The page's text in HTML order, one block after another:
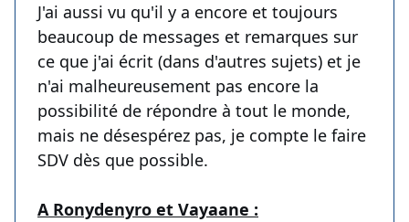
J'ai aussi vu qu'il y a encore et toujours
beaucoup de messages et remarques sur
ce que j'ai écrit (dans d'autres sujets) et je
n'ai malheureusement pas encore la
possibilité de répondre à tout le monde,
mais ne désespérez pas, je compte le faire
SDV dès que possible.
A Ronydenyro et Vayaane :